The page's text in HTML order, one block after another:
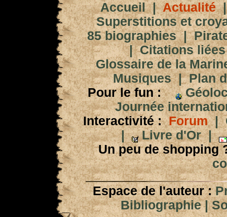
Accueil|Actualité
Superstitions et
85 biographies|
|Citations
Glossaire de la
Musiques|Plan
Pour le fun :
Journée
Interactivité : Forum|
|
Livre d'Or|
Un peu de shopping
Espace de l'auteur :
Bibliographie|